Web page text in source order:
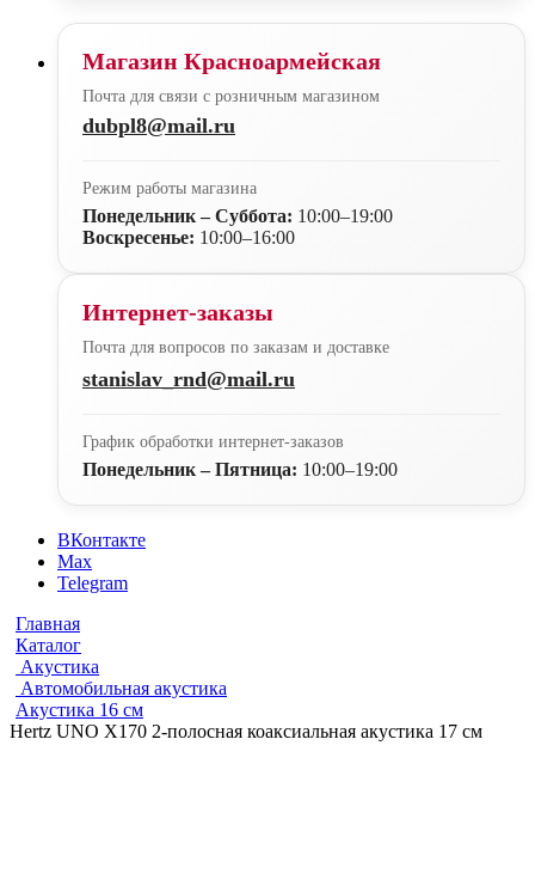
Магазин Красноармейская
Почта для связи с розничным магазином
dubpl8@mail.ru
Режим работы магазина
Понедельник – Суббота: 10:00–19:00
Воскресенье: 10:00–16:00
Интернет-заказы
Почта для вопросов по заказам и доставке
stanislav_rnd@mail.ru
График обработки интернет-заказов
Понедельник – Пятница: 10:00–19:00
ВКонтакте
Max
Telegram
Главная
Каталог
Акустика
Автомобильная акустика
Акустика 16 см
Hertz UNO X170 2-полосная коаксиальная акустика 17 см